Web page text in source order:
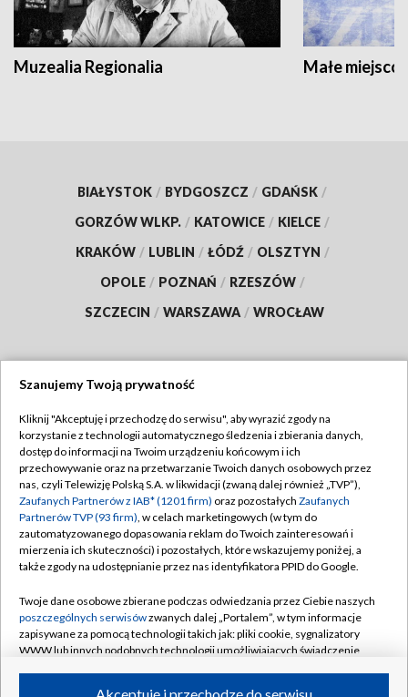
Muzealia Regionalia Małe
BIAŁYSTOK / BYDGOSZCZ / GDAŃSK /
GORZÓW WLKP. / KATOWICE / KIELCE /
KRAKÓW / LUBLIN / ŁÓDŹ / OLSZTYN /
OPOLE / POZNAŃ / RZESZÓW /
SZCZECIN / WARSZAWA / WROCŁAW
TVP
Abonament TVP
Emisja w TVP
Centrum informacji TVP
Naziemna Telewizja Cyfrowa
Rada Programowa
System NOS
Informacje o nadawcy
Regulamin TVP
Polityka prywatności
Moje zgody
Pomoc
Kontakt
Kanały
Szanujemy Twoją prywatność
Kliknij "Akceptuję i przechodzę do serwisu", aby wyrazić zgody na
korzystanie z technologii automatycznego śledzenia i zbierania danych,
dostęp do informacji na Twoim urządzeniu końcowym i ich
przechowywanie oraz na przetwarzanie Twoich danych osobowych przez
nas, czyli Telewizję Polską S.A. w likwidacji (zwaną dalej również „TVP”),
Zaufanych Partnerów z IAB* (1201 firm) oraz pozostałych Zaufanych
Partnerów TVP (93 firm), w celach marketingowych (w tym do
zautomatyzowanego dopasowania reklam do Twoich zainteresowań i
mierzenia ich skuteczności) i pozostałych, które wskazujemy poniżej, a
także zgody na udostępnianie przez nas identyfikatora PPID do Google.
Twoje dane osobowe zbierane podczas odwiedzania przez Ciebie naszych
poszczególnych serwisówzwanych dalej „Portalem”, w tym informacje
zapisywane za pomocą technologii takich jak: pliki cookie, sygnalizatory
WWW lub innych podobnych technologii umożliwiających świadczenie